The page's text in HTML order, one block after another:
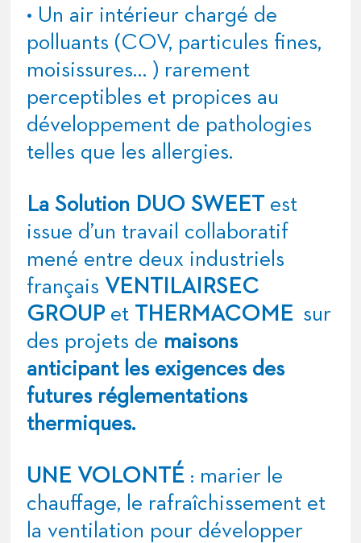
• Un air intérieur chargé de
polluants (COV, particules fines,
moisissures… ) rarement
perceptibles et propices au
développement de pathologies
telles que les allergies.
La Solution DUO SWEETest
issue d’un travail collaboratif
mené entre deux industriels
français VENTILAIRSEC
GROUPet THERMACOME sur
des projets de maisons
anticipant les exigences des
futures réglementations
thermiques.
UNE VOLONTÉ : marier le
chauffage, le rafraîchissement et
la ventilation pour développer